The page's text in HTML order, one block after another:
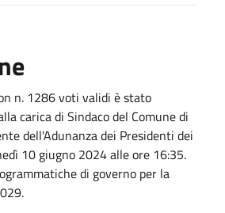
n. 1286 voti validi è stato
carica di Sindaco del Comune di
dell'Adunanza dei Presidenti dei
10 giugno 2024 alle ore 16:35.
di governo per la